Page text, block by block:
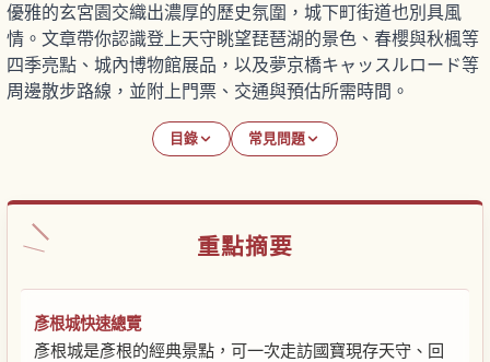
優雅的玄宮園交織出濃厚的歷史氛圍，城下町街道也別具風
情。文章帶你認識登上天守眺望琵琶湖的景色、春櫻與秋楓等
四季亮點、城內博物館展品，以及夢京橋キャッスルロード等
周邊散步路線，並附上門票、交通與預估所需時間。
目錄 常見問題
重點摘要
彥根城快速總覽
彥根城是彥根的經典景點，可一次走訪國寶現存天守、回